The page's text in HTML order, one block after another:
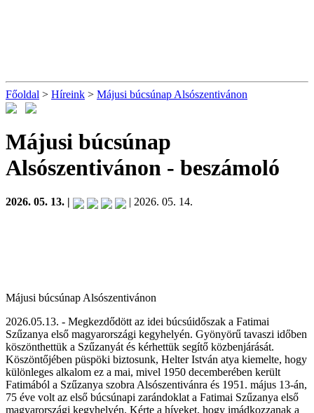
Főoldal > Híreink > Májusi búcsúnap Alsószentivánon
Májusi búcsúnap
Alsószentivánon - beszámoló
2026. 05. 13. | | 2026. 05. 14.
Májusi búcsúnap Alsószentivánon
2026.05.13. - Megkezdődött az idei búcsúidőszak a Fatimai
Szűzanya első magyarországi kegyhelyén. Gyönyörű tavaszi időben
köszönthettük a Szűzanyát és kérhettük segítő közbenjárását.
Köszöntőjében püspöki biztosunk, Helter István atya kiemelte, hogy
különleges alkalom ez a mai, mivel 1950 decemberében került
Fatimából a Szűzanya szobra Alsószentivánra és 1951. május 13-án,
75 éve volt az első búcsúnapi zarándoklat a Fatimai Szűzanya első
magyarországi kegyhelyén. Kérte a híveket, hogy imádkozzanak a